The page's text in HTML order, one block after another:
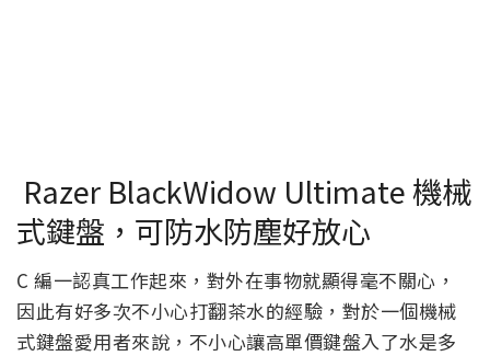
Razer BlackWidow Ultimate 機械
式鍵盤，可防水防塵好放心
C 編一認真工作起來，對外在事物就顯得毫不關心，
因此有好多次不小心打翻茶水的經驗，對於一個機械
式鍵盤愛用者來說，不小心讓高單價鍵盤入了水是多